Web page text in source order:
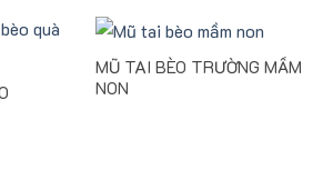
MŨ TAI BÈO TRƯỜNG MẦM
NON